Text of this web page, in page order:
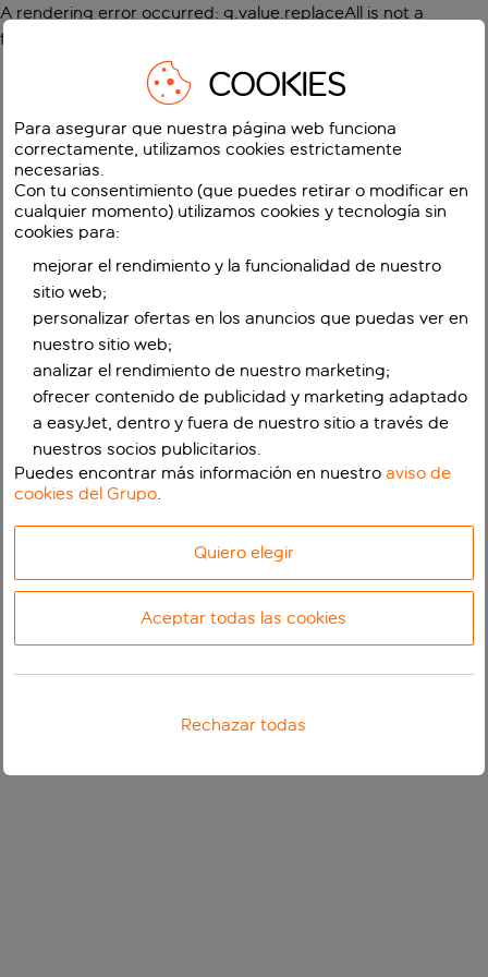
A rendering error occurred: g.value.replaceAll is not a
function
COOKIES
Para asegurar que nuestra página web funciona
correctamente, utilizamos cookies estrictamente
necesarias.
Con tu consentimiento (que puedes retirar o modificar en
cualquier momento) utilizamos cookies y tecnología sin
cookies para:
mejorar el rendimiento y la funcionalidad de nuestro
sitio web;
personalizar ofertas en los anuncios que puedas ver en
nuestro sitio web;
analizar el rendimiento de nuestro marketing;
ofrecer contenido de publicidad y marketing adaptado
a easyJet, dentro y fuera de nuestro sitio a través de
nuestros socios publicitarios.
Puedes encontrar más información en nuestroaviso de
cookies del Grupo.
Quiero elegir
Aceptar todas las cookies
Rechazar todas